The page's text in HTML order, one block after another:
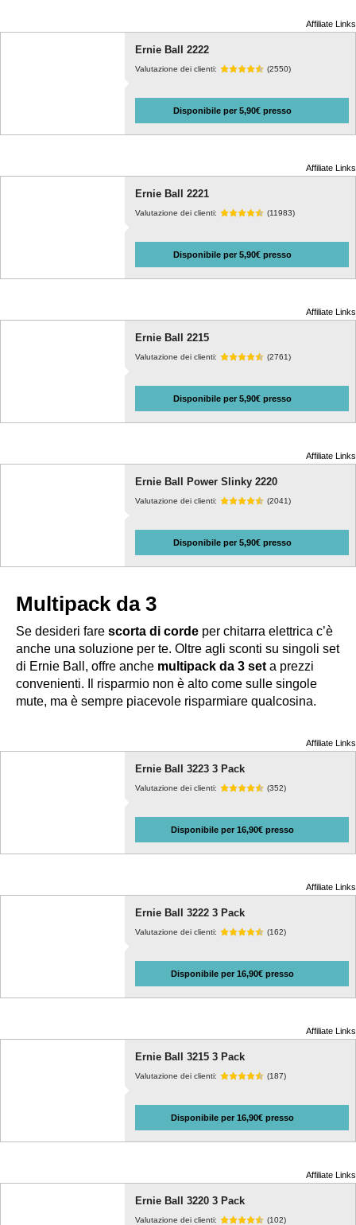
Affiliate Links
Ernie Ball 2222
Valutazione dei clienti: (2550)
Disponibile per 5,90€ presso
Affiliate Links
Ernie Ball 2221
Valutazione dei clienti: (11983)
Disponibile per 5,90€ presso
Affiliate Links
Ernie Ball 2215
Valutazione dei clienti: (2761)
Disponibile per 5,90€ presso
Affiliate Links
Ernie Ball Power Slinky 2220
Valutazione dei clienti: (2041)
Disponibile per 5,90€ presso
Multipack da 3
Se desideri fare scorta di corde per chitarra elettrica c’è
anche una soluzione per te. Oltre agli sconti su singoli set
di Ernie Ball, offre anche multipack da 3 set a prezzi
convenienti. Il risparmio non è alto come sulle singole
mute, ma è sempre piacevole risparmiare qualcosina.
Affiliate Links
Ernie Ball 3223 3 Pack
Valutazione dei clienti: (352)
Disponibile per 16,90€ presso
Affiliate Links
Ernie Ball 3222 3 Pack
Valutazione dei clienti: (162)
Disponibile per 16,90€ presso
Affiliate Links
Ernie Ball 3215 3 Pack
Valutazione dei clienti: (187)
Disponibile per 16,90€ presso
Affiliate Links
Ernie Ball 3220 3 Pack
Valutazione dei clienti: (102)